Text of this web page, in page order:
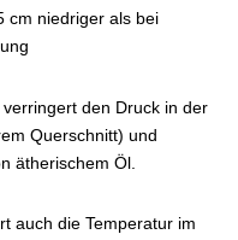
cm niedriger als bei
den Druck in der
Querschnitt) und
ätherischem Öl.
auch die Temperatur im